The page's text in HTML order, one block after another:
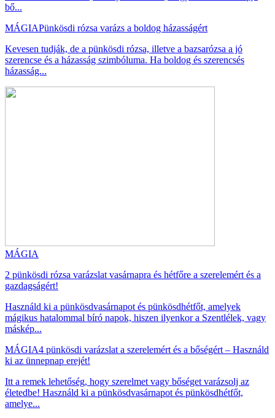
bő...
MÁGIAPünkösdi rózsa varázs a boldog házasságért
Kevesen tudják, de a pünkösdi rózsa, illetve a bazsarózsa a jó
szerencse és a házasság szimbóluma. Ha boldog és szerencsés
házasság...
MÁGIA
2 pünkösdi rózsa varázslat vasárnapra és hétfőre a szerelemért és a
gazdagságért!
Használd ki a pünkösdvasárnapot és pünkösdhétfőt, amelyek
mágikus hatalommal bíró napok, hiszen ilyenkor a Szentlélek, vagy
máskép...
MÁGIA4 pünkösdi varázslat a szerelemért és a bőségért – Használd
ki az ünnepnap erejét!
Itt a remek lehetőség, hogy szerelmet vagy bőséget varázsolj az
életedbe! Használd ki a pünkösdvasárnapot és pünkösdhétfőt,
amelye...